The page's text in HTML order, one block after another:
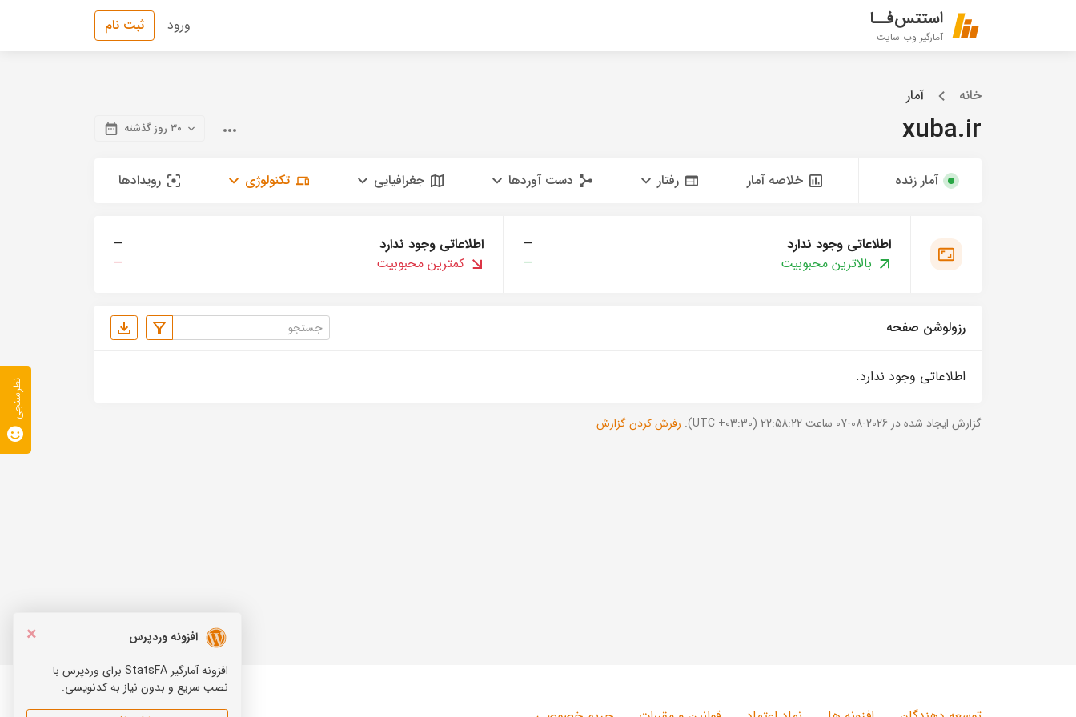
استتس‌فــا
آمارگیر وب سایت
ورود ثبت نام
خانه آمار
xuba.ir ۳۰ روز گذشته
آمار زنده خلاصه آمار رفتار دست آوردها جغرافیایی تکنولوژی رویدادها
اطلاعاتی وجود ندارد
—
بالاترین محبوبیت
—
اطلاعاتی وجود ندارد
—
کمترین محبوبیت
—
رزولوشن صفحه
اطلاعاتی وجود ندارد.
گزارش ایجاد شده در 2026-08-07 ساعت 22:58:22 (UTC +03:30). رفرش کردن گزارش
×
افزونه وردپرس
افزونه آمارگیر StatsFA برای وردپرس با
نصب سریع و بدون نیاز به کدنویسی.
نظرسنجی